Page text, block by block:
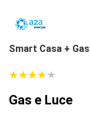
Smart Casa + Gas
★★★★★
★★★★★
Gas e Luce